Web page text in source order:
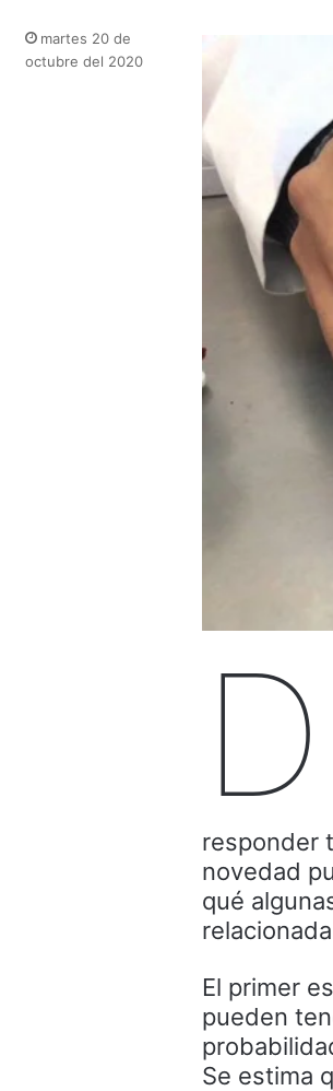
D
responder
novedad
qué
El primer
pueden
Se estima
martes 20 de
octubre del 2020